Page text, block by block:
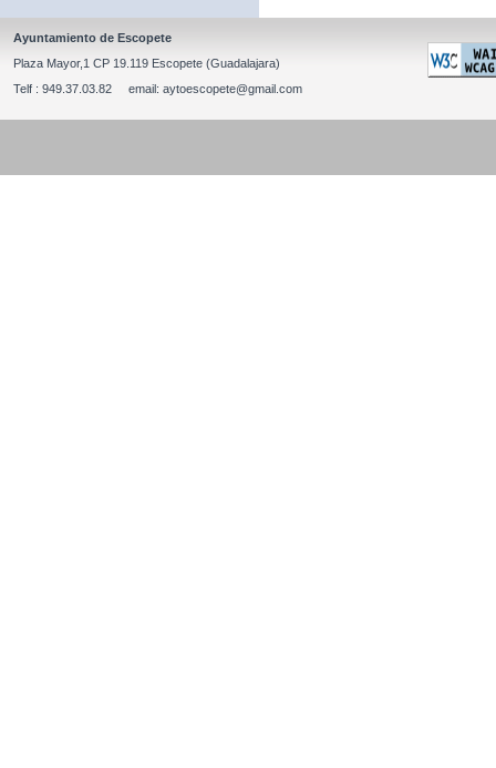
Ayuntamiento de Escopete
Plaza Mayor,1 CP 19.119 Escopete (Guadalajara)
Telf : 949.37.03.82 email: aytoescopete@gmail.com